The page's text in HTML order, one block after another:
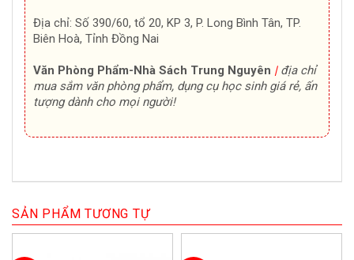
Địa chỉ: Số 390/60, tổ 20, KP 3, P. Long Bình Tân, TP.
Biên Hoà, Tỉnh Đồng Nai
Văn Phòng Phẩm-Nhà Sách Trung Nguyên | địa chỉ
mua sắm văn phòng phẩm, dụng cụ học sinh giá rẻ, ấn
tượng dành cho mọi người!
SẢN PHẨM TƯƠNG TỰ